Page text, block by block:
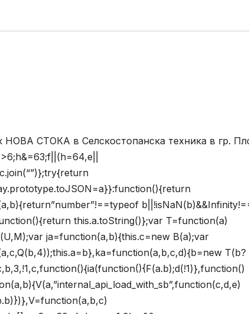
НОВА СТОКА в Селскостопанска техника в гр.
this.a.toString()};var T=function(a)
ja=function(a,b){this.c=new B(a);var
T(b?